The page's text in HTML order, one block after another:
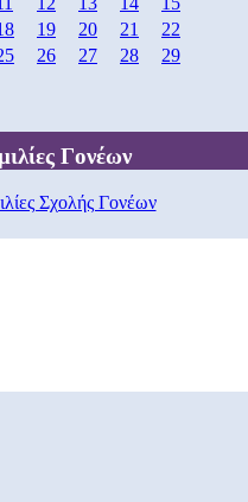
19 20 21
22
26 27 28
29
Γονέων